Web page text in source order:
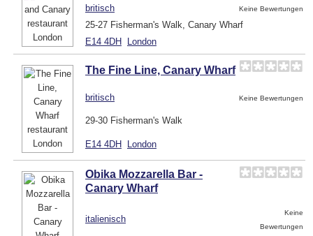
britisch Keine Bewertungen
25-27 Fisherman's Walk, Canary Wharf
E14 4DH London
The Fine Line, Canary Wharf
britisch Keine Bewertungen
29-30 Fisherman's Walk
E14 4DH London
Obika Mozzarella Bar -
Canary Wharf
italienisch
Keine
Bewertungen